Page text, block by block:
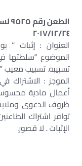
٢٠١٧/١٢/٢٤
العنوان : إثبات
الموضوع “سلطتها
تسبيبه. تسبيب معيب
الموجز : الاشتراك
أعمال مادية
ظروف الدعوى
توافر اشتراك
الإثبات . لا قصور.